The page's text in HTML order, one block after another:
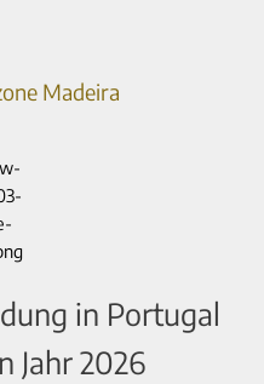
Madeira
in Portugal
Jahr 2026